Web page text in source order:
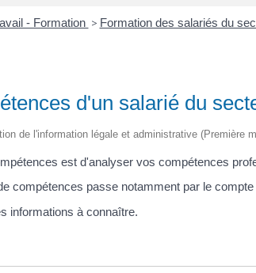
- Formation > Formation des salariés du
d'un salarié du
de l'information légale et administrative (Première
est d'analyser vos compétences
compétences passe notamment par le
informations à connaître.